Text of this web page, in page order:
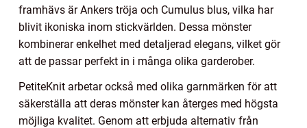
framhävs är Ankers tröja och Cumulus blus, vilka har
blivit ikoniska inom stickvärlden. Dessa mönster
kombinerar enkelhet med detaljerad elegans, vilket gör
att de passar perfekt in i många olika garderober.
PetiteKnit arbetar också med olika garnmärken för att
säkerställa att deras mönster kan återges med högsta
möjliga kvalitet. Genom att erbjuda alternativ från